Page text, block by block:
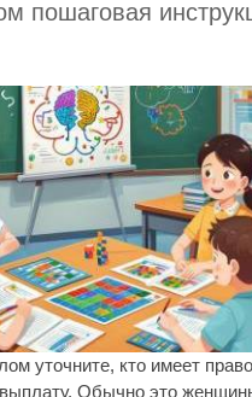
пошаговая
уточните, кто имеет право
выплату. Обычно это